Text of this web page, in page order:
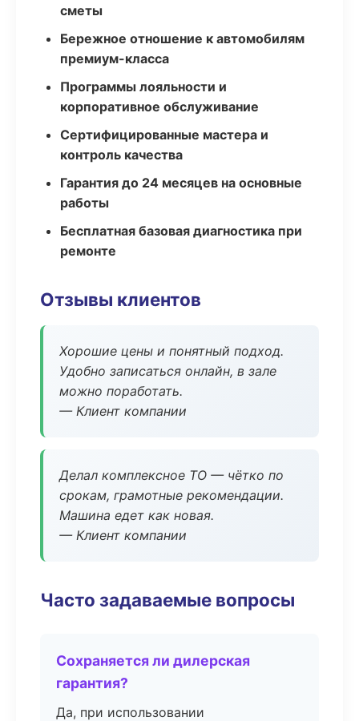
сметы
Бережное отношение к автомобилям
премиум-класса
Программы лояльности и
корпоративное обслуживание
Сертифицированные мастера и
контроль качества
Гарантия до 24 месяцев на основные
работы
Бесплатная базовая диагностика при
ремонте
Отзывы клиентов
Хорошие цены и понятный подход.
Удобно записаться онлайн, в зале
можно поработать.
— Клиент компании
Делал комплексное ТО — чётко по
срокам, грамотные рекомендации.
Машина едет как новая.
— Клиент компании
Часто задаваемые вопросы
Сохраняется ли дилерская
гарантия?
Да, при использовании